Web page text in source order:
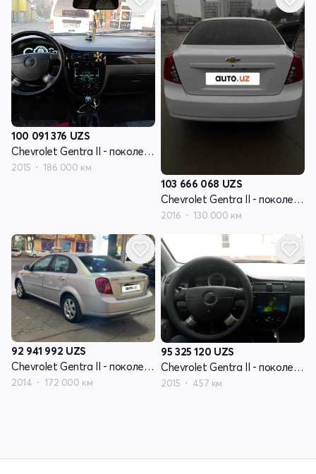
100 091 376 UZS
Chevrolet Gentra II - поколение
2015 186 000 км
103 666 068 UZS
Chevrolet Gentra II - поколение
2016 130 000 км
92 941 992 UZS
Chevrolet Gentra II - поколение
2014 172 000 км
95 325 120 UZS
Chevrolet Gentra II - поколение
2015 457 км